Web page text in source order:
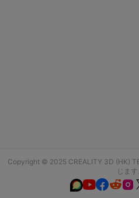
Copyright © 2025 CREALITY 3D (HK)
じます
